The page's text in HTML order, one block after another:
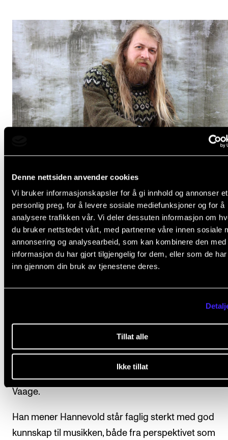
Denne nettsiden anvender cookies
Vi bruker informasjonskapsler for å gi innhold og annonser et
personlig preg, for å levere sosiale mediefunksjoner og for å
analysere trafikken vår. Vi deler dessuten informasjon om
du bruker nettstedet vårt, med partnerne våre innen sosiale
annonsering og analysearbeid, som kan kombinere den med
informasjon du har gjort tilgjengelig for dem, eller som de
inn gjennom din bruk av tjenestene deres.
Tillat alle
Ikke tillat
Ifølge Vaage er Hannevold en komponist som
ulike tilnærminger til partitur og som utfordrer
til hva en komposisjon er.
stadig nye formidlingsmåter og uttrykksformer, sier
Vaage.
Han mener Hannevold står faglig sterkt med god
kunnskap til musikken, både fra perspektivet som